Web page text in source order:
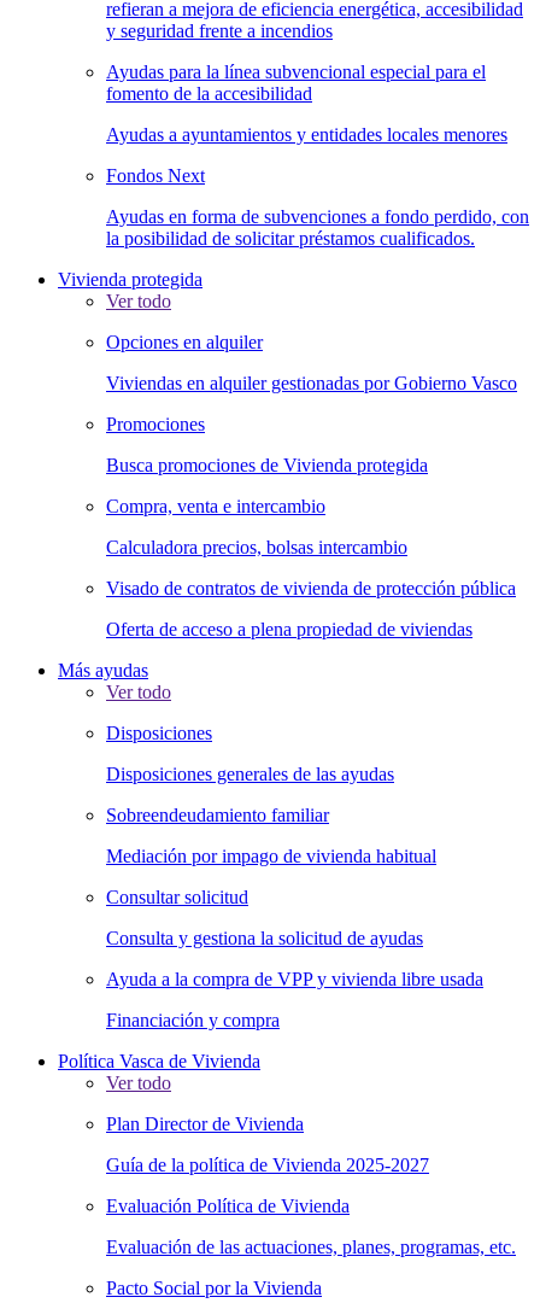
refieran a mejora de eficiencia energética, accesibilidad
y seguridad frente a incendios
Ayudas para la línea subvencional especial para el
fomento de la accesibilidad
Ayudas a ayuntamientos y entidades locales menores
Fondos Next
Ayudas en forma de subvenciones a fondo perdido, con
la posibilidad de solicitar préstamos cualificados.
Vivienda protegida
Ver todo
Opciones en alquiler
Viviendas en alquiler gestionadas por Gobierno Vasco
Promociones
Busca promociones de Vivienda protegida
Compra, venta e intercambio
Calculadora precios, bolsas intercambio
Visado de contratos de vivienda de protección pública
Oferta de acceso a plena propiedad de viviendas
Más ayudas
Ver todo
Disposiciones
Disposiciones generales de las ayudas
Sobreendeudamiento familiar
Mediación por impago de vivienda habitual
Consultar solicitud
Consulta y gestiona la solicitud de ayudas
Ayuda a la compra de VPP y vivienda libre usada
Financiación y compra
Política Vasca de Vivienda
Ver todo
Plan Director de Vivienda
Guía de la política de Vivienda 2025-2027
Evaluación Política de Vivienda
Evaluación de las actuaciones, planes, programas, etc.
Pacto Social por la Vivienda